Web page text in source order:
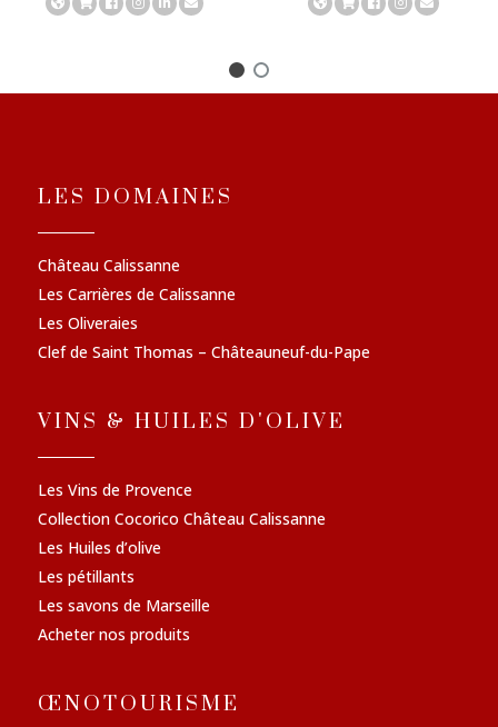
LES DOMAINES
Château Calissanne
Les Carrières de Calissanne
Les Oliveraies
Clef de Saint Thomas – Châteauneuf-du-Pape
VINS & HUILES D'OLIVE
Les Vins de Provence
Collection Cocorico Château Calissanne
Les Huiles d’olive
Les pétillants
Les savons de Marseille
Acheter nos produits
ŒNOTOURISME